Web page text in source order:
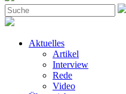
Aktuelles
Artikel
Interview
Rede
Video